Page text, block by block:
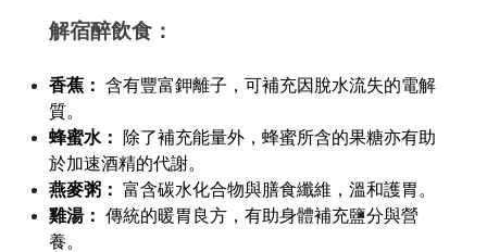
解宿醉飲食：
香蕉： 含有豐富鉀離子，可補充因脫水流失的電解
質。
蜂蜜水：
除了補充能量外，蜂蜜所含的果糖亦有助
於加速酒精的代謝。
燕麥粥： 富含碳水化合物與膳食纖維，溫和護胃。
雞湯： 傳統的暖胃良方，有助身體補充鹽分與營
養。